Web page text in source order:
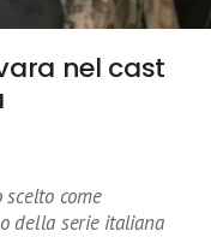
nel cast
scelto come
della serie italiana